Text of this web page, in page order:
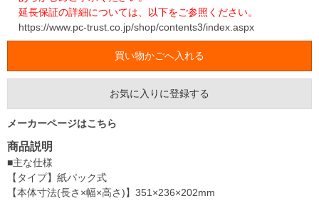
延長保証の詳細については、以下をご参照ください。
https://www.pc-trust.co.jp/shop/contents3/index.aspx
お気に入りに登録する
メーカーページはこちら
商品説明
■主な仕様
【タイプ】紙パック式
【本体寸法(長さ×幅×高さ)】351×236×202mm